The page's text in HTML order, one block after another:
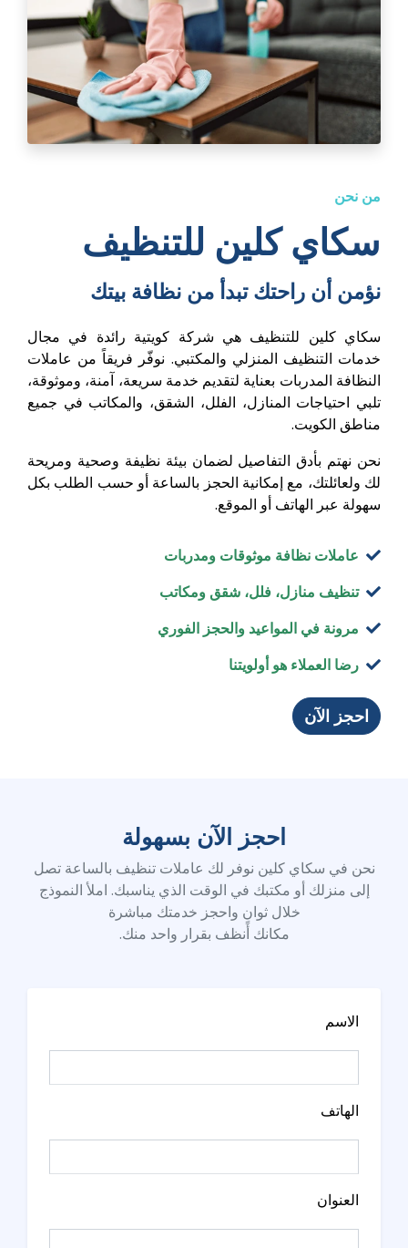
من نحن
سكاي كلين للتنظيف
نؤمن أن راحتك تبدأ من نظافة بيتك
سكاي كلين للتنظيف هي شركة كويتية رائدة في مجال
خدمات التنظيف المنزلي والمكتبي. نوفّر فريقاً من عاملات
النظافة المدربات بعناية لتقديم خدمة سريعة، آمنة، وموثوقة،
تلبي احتياجات المنازل، الفلل، الشقق، والمكاتب في جميع
مناطق الكويت.
نحن نهتم بأدق التفاصيل لضمان بيئة نظيفة وصحية ومريحة
لك ولعائلتك، مع إمكانية الحجز بالساعة أو حسب الطلب بكل
سهولة عبر الهاتف أو الموقع.
عاملات نظافة موثوقات ومدربات
تنظيف منازل، فلل، شقق ومكاتب
مرونة في المواعيد والحجز الفوري
رضا العملاء هو أولويتنا
احجز الآن
احجز الآن بسهولة
نحن في سكاي كلين نوفر لك عاملات تنظيف بالساعة تصل
إلى منزلك أو مكتبك في الوقت الذي يناسبك. املأ النموذج
خلال ثوانٍ واحجز خدمتك مباشرة
مكانك أنظف بقرار واحد منك.
الاسم
الهاتف
العنوان